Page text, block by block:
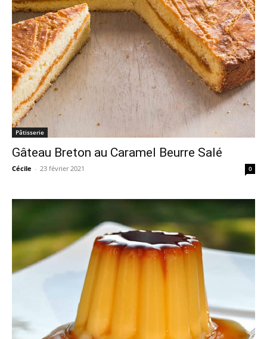
Pâtisserie
Gâteau Breton au Caramel Beurre Salé
Cécile - 23 février 2021 0